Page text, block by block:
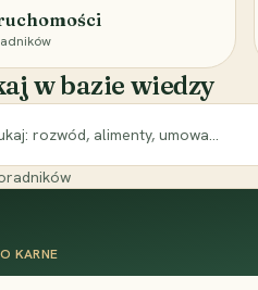
w bazie wiedzy
KARNE